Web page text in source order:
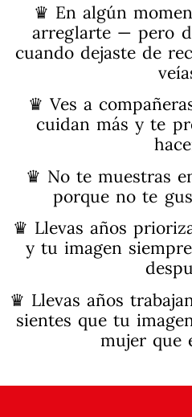
♛ En algún
arreglarte — pero
cuando dejaste de
♛ Ves a
cuidan más y te
♛ No te muestras
porque no te
♛ Llevas años
y tu imagen
♛ Llevas años
sientes que tu
mujer que